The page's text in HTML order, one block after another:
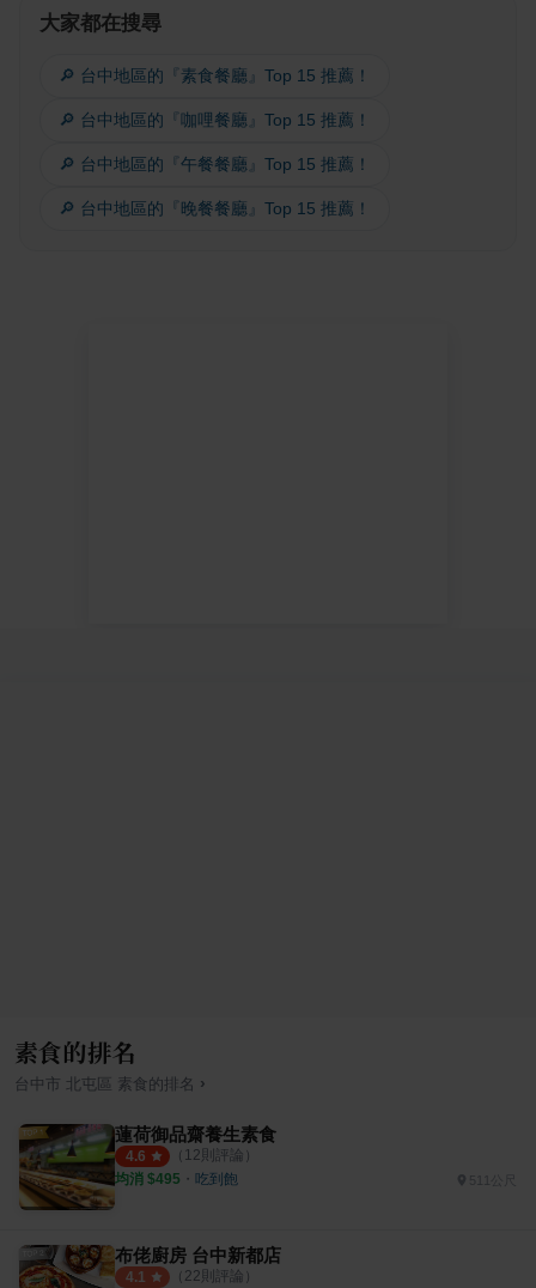
大家都在搜尋
🔎 台中地區的『素食餐廳』Top 15 推薦！
🔎 台中地區的『咖哩餐廳』Top 15 推薦！
🔎 台中地區的『午餐餐廳』Top 15 推薦！
🔎 台中地區的『晚餐餐廳』Top 15 推薦！
素食的排名
台中市 北屯區 素食的排名 ›
蓮荷御品齋養生素食
4.6 （ 12則評論）
均消 $495 ・ 吃到飽 511公尺
布佬廚房 台中新都店
4.1 （ 22則評論）